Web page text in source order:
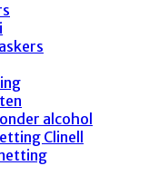
alcohol
Clinell